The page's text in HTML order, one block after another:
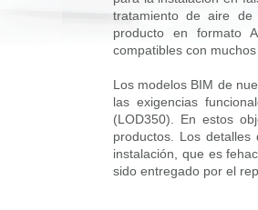
tratamiento de aire
producto en formato
compatibles con
Los modelos BIM de
las exigencias
(LOD350). En estos
productos. Los
instalación, que es
sido entregado por el